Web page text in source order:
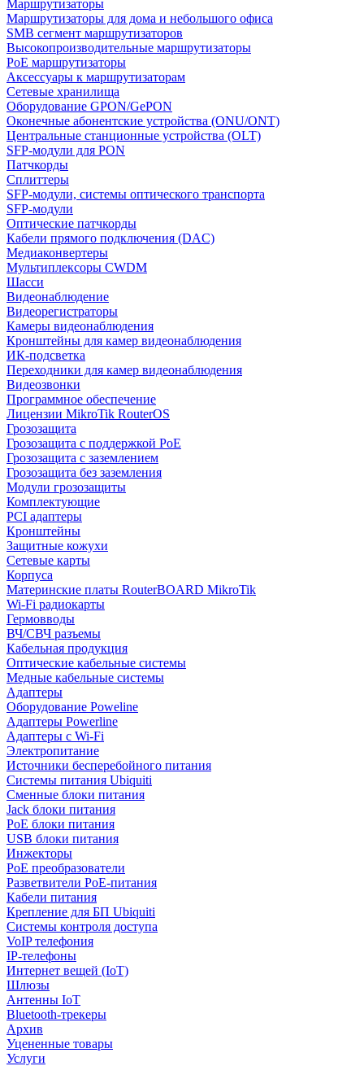
Маршрутизаторы
Маршрутизаторы для дома и небольшого офиса
SMB сегмент маршрутизаторов
Высокопроизводительные маршрутизаторы
PoE маршрутизаторы
Аксессуары к маршрутизаторам
Сетевые хранилища
Оборудование GPON/GePON
Оконечные абонентские устройства (ONU/ONT)
Центральные станционные устройства (OLT)
SFP-модули для PON
Патчкорды
Сплиттеры
SFP-модули, системы оптического транспорта
SFP-модули
Оптические патчкорды
Кабели прямого подключения (DAC)
Медиаконвертеры
Мультиплексоры CWDM
Шасси
Видеонаблюдение
Видеорегистраторы
Камеры видеонаблюдения
Кронштейны для камер видеонаблюдения
ИК-подсветка
Переходники для камер видеонаблюдения
Видеозвонки
Программное обеспечение
Лицензии MikroTik RouterOS
Грозозащита
Грозозащита с поддержкой PoE
Грозозащита с заземлением
Грозозащита без заземления
Модули грозозащиты
Комплектующие
PCI адаптеры
Кронштейны
Защитные кожухи
Сетевые карты
Корпуса
Материнские платы RouterBOARD MikroTik
Wi-Fi радиокарты
Гермовводы
ВЧ/СВЧ разъемы
Кабельная продукция
Оптические кабельные системы
Медные кабельные системы
Адаптеры
Оборудование Poweline
Адаптеры Powerline
Адаптеры с Wi-Fi
Электропитание
Источники бесперебойного питания
Системы питания Ubiquiti
Сменные блоки питания
Jack блоки питания
PoE блоки питания
USB блоки питания
Инжекторы
PoE преобразователи
Разветвители PoE-питания
Кабели питания
Крепление для БП Ubiquiti
Системы контроля доступа
VoIP телефония
IP-телефоны
Интернет вещей (IoT)
Шлюзы
Антенны IoT
Bluetooth-трекеры
Архив
Уцененные товары
Услуги